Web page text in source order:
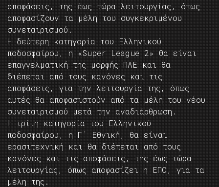
αποφάσεις, της έως τώρα λειτουργίας, όπως
αποφασίζουν τα μέλη του συγκεκριμένου
συνεταιρισμού.
Η δεύτερη κατηγορία του Ελληνικού
ποδοσφαίρου, η «Super League 2» θα είναι
επαγγελματική της μορφής ΠΑΕ και θα
διέπεται από τους κανόνες και τις
αποφάσεις, για την λειτουργία της, όπως
αυτές θα αποφασιστούν από τα μέλη του νέου
συνεταιρισμού μετά την αναδιάρθρωση.
Η τρίτη κατηγορία του Ελληνικού
ποδοσφαίρου, η Γ΄ Εθνική, θα είναι
ερασιτεχνική και θα διέπεται από τους
κανόνες και τις αποφάσεις, της έως τώρα
λειτουργίας, όπως αποφασίζει η ΕΠΟ, για τα
μέλη της.